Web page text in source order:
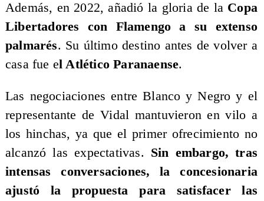
Además, en 2022, añadió la gloria de la Copa
Libertadores con Flamengo a su extenso
palmarés. Su último destino antes de volver a
casa fue el Atlético Paranaense.
Las negociaciones entre Blanco y Negro y el
representante de Vidal mantuvieron en vilo a
los hinchas, ya que el primer ofrecimiento no
alcanzó las expectativas. Sin embargo, tras
intensas conversaciones, la concesionaria
ajustó la propuesta para satisfacer las